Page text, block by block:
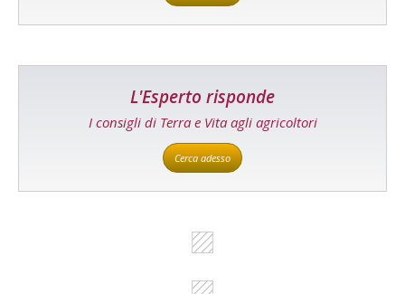
L'Esperto risponde
I consigli di Terra e Vita agli agricoltori
Cerca adesso